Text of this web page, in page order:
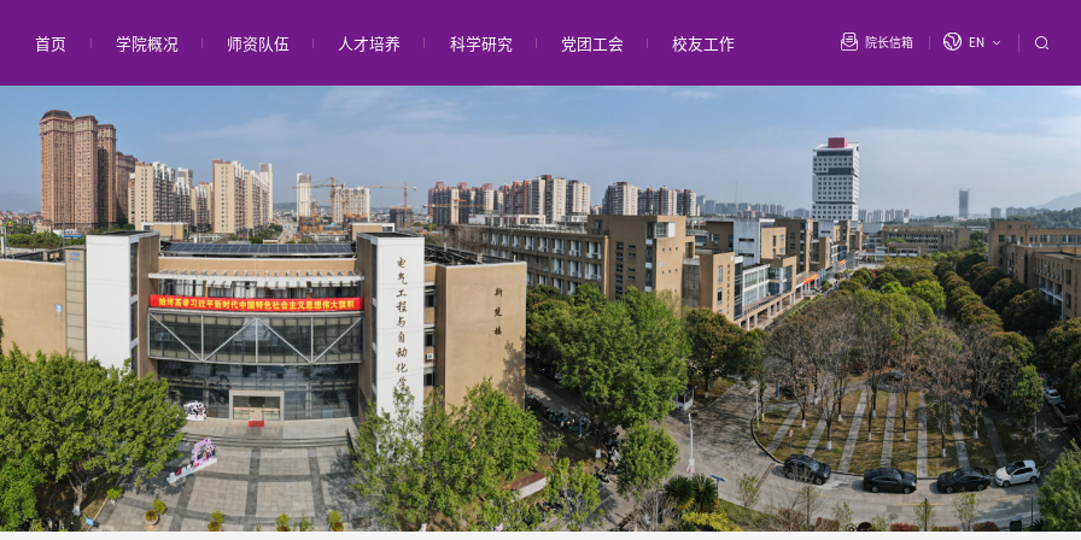
首页 学院概况 师资队伍 人才培养 科学研究 党团工会 校友工作 院长信箱 EN